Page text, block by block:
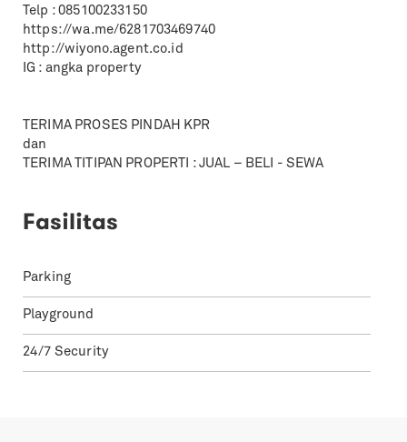
Telp : 085100233150
https://wa.me/6281703469740
http://wiyono.agent.co.id
IG : angka property
TERIMA PROSES PINDAH KPR
dan
TERIMA TITIPAN PROPERTI : JUAL – BELI - SEWA
Fasilitas
Parking
Playground
24/7 Security